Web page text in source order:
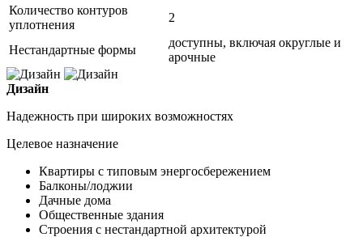
Количество контуров
уплотнения
2
Нестандартные формы
доступны, включая округлые и
арочные
Дизайн
Надежность при широких возможностях
Целевое назначение
Квартиры с типовым энергосбережением
Балконы/лоджии
Дачные дома
Общественные здания
Строения с нестандартной архитектурой